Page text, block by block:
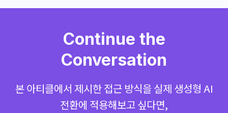
Continue the
Conversation
본 아티클에서 제시한 접근 방식을 실제 생성형 AI
전환에 적용해보고 싶다면,